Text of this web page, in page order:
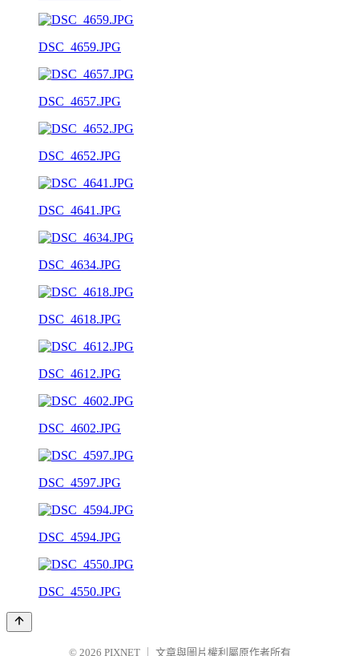
DSC_4659.JPG
DSC_4657.JPG
DSC_4652.JPG
DSC_4641.JPG
DSC_4634.JPG
DSC_4618.JPG
DSC_4612.JPG
DSC_4602.JPG
DSC_4597.JPG
DSC_4594.JPG
DSC_4550.JPG
© 2026 PIXNET 文章與圖片權利屬原作者所有